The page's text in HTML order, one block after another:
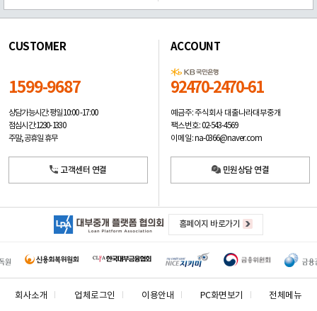
CUSTOMER
1599-9687
상담가능시간: 평일10:00 -17:00
점심시간: 12:30 - 13:30
주말, 공휴일 휴무
고객센터 연결
ACCOUNT
92470-2470-61
예금주: 주식회사 대출나라대부중개
팩스번호: 02-543-4569
이메일: na-0366@naver.com
민원상담 연결
홈페이지 바로가기
회사소개 업체로그인 이용안내 PC화면보기 전체메뉴